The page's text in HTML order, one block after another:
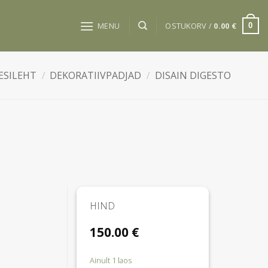
MENU OSTUKORV / 0.00 € 0
/ DEKORATIIVPADJAD / DISAIN DIGESTO
HIND
150.00 €
Ainult 1 laos